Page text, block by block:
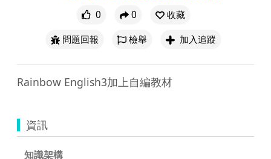
0 0
收藏
問題回報
檢舉 加入追蹤
Rainbow English3加上自編教材
資訊
知識架構